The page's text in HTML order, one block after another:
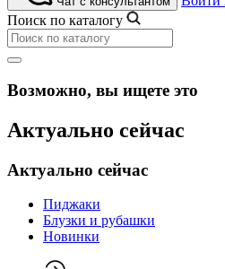
Поиск по каталогу
Возможно, вы ищете это
Актуально сейчас
Актуально сейчас
Пиджаки
Блузки и рубашки
Новинки